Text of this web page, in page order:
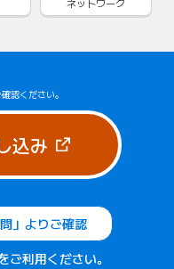
認ください。
込み（新しいタブ
」よりご確認
利用ください。